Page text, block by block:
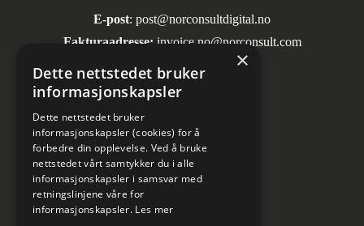
Sosiale medier
Informasjon om personvern
E-post: post@norconsultdigital.no
Fakturaadresse: invoice.no@norconsult.com
×
Dette nettstedet bruker
informasjonskapsler
Dette nettstedet bruker
informasjonskapsler (cookies) for å
forbedre din opplevelse. Ved å bruke
nettstedet vårt samtykker du i alle
informasjonskapsler i samsvar med
retningslinjene våre for
informasjonskapsler. Les mer